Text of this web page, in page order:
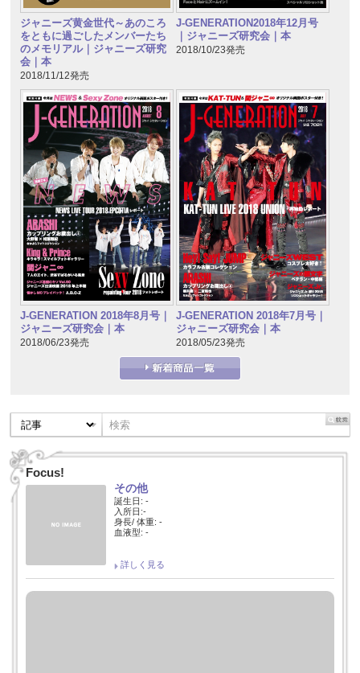
ジャニーズ黄金世代～あのころ
をともに過ごしたメンバーたち
のメモリアル｜ジャニーズ研究
会｜本
2018/11/12発売
J-GENERATION2018年12月号
｜ジャニーズ研究会｜本
2018/10/23発売
J-GENERATION 2018年8月号｜
ジャニーズ研究会｜本
2018/06/23発売
J-GENERATION 2018年7月号｜
ジャニーズ研究会｜本
2018/05/23発売
Focus!
その他
誕生日: -
入所日:-
身長/ 体重: -
血液型: -
詳しく見る